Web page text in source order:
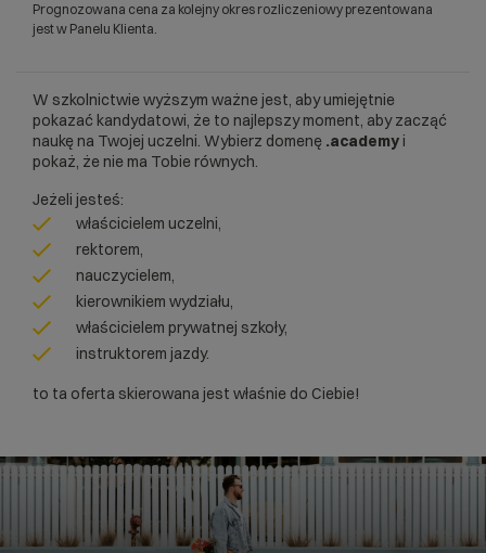
Prognozowana cena za kolejny okres rozliczeniowy prezentowana
jest w Panelu Klienta.
W szkolnictwie wyższym ważne jest, aby umiejętnie
pokazać kandydatowi, że to najlepszy moment, aby zacząć
naukę na Twojej uczelni. Wybierz domenę .academy i
pokaż, że nie ma Tobie równych.
Jeżeli jesteś:
właścicielem uczelni,
rektorem,
nauczycielem,
kierownikiem wydziału,
właścicielem prywatnej szkoły,
instruktorem jazdy.
to ta oferta skierowana jest właśnie do Ciebie!